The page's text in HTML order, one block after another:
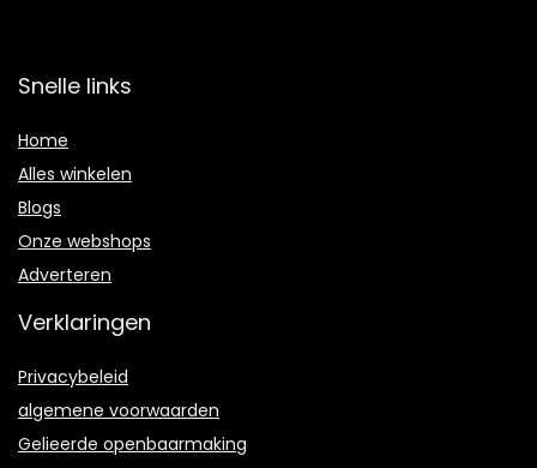
Snelle links
Home
Alles winkelen
Blogs
Onze webshops
Adverteren
Verklaringen
Privacybeleid
algemene voorwaarden
Gelieerde openbaarmaking